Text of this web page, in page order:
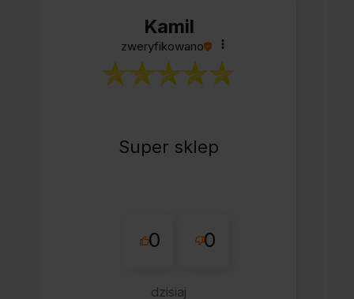
Kamil
zweryfikowano
Super sklep
0 0
dzisiaj